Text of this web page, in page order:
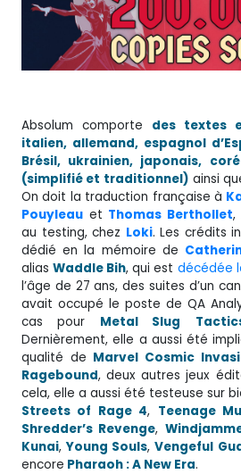
Absolum comporte des textes
italien, allemand, espagnol
Brésil, ukrainien, japonais,
(simplifié et traditionnel) ainsi
On doit la traduction française à
Pouyleau et Thomas Berthollet,
au testing, chez Loki. Les crédits
dédié en la mémoire de
aliasWaddle Bih, qui est décédée
l’âge de 27 ans, des suites d’un
avait occupé le poste de QA
cas pour Metal Slug
Dernièrement, elle a aussi été
qualité de Marvel Cosmic
Ragebound, deux autres jeux
cela, elle a aussi été testeuse sur
Streets of Rage 4, Teenage
Shredder’s Revenge,
Kunai,Young Souls,Vengeful
encore Pharaoh : A New Era.